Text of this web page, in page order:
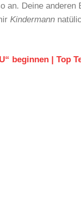
an. Deine anderen
Kindermann
beginnen | Top